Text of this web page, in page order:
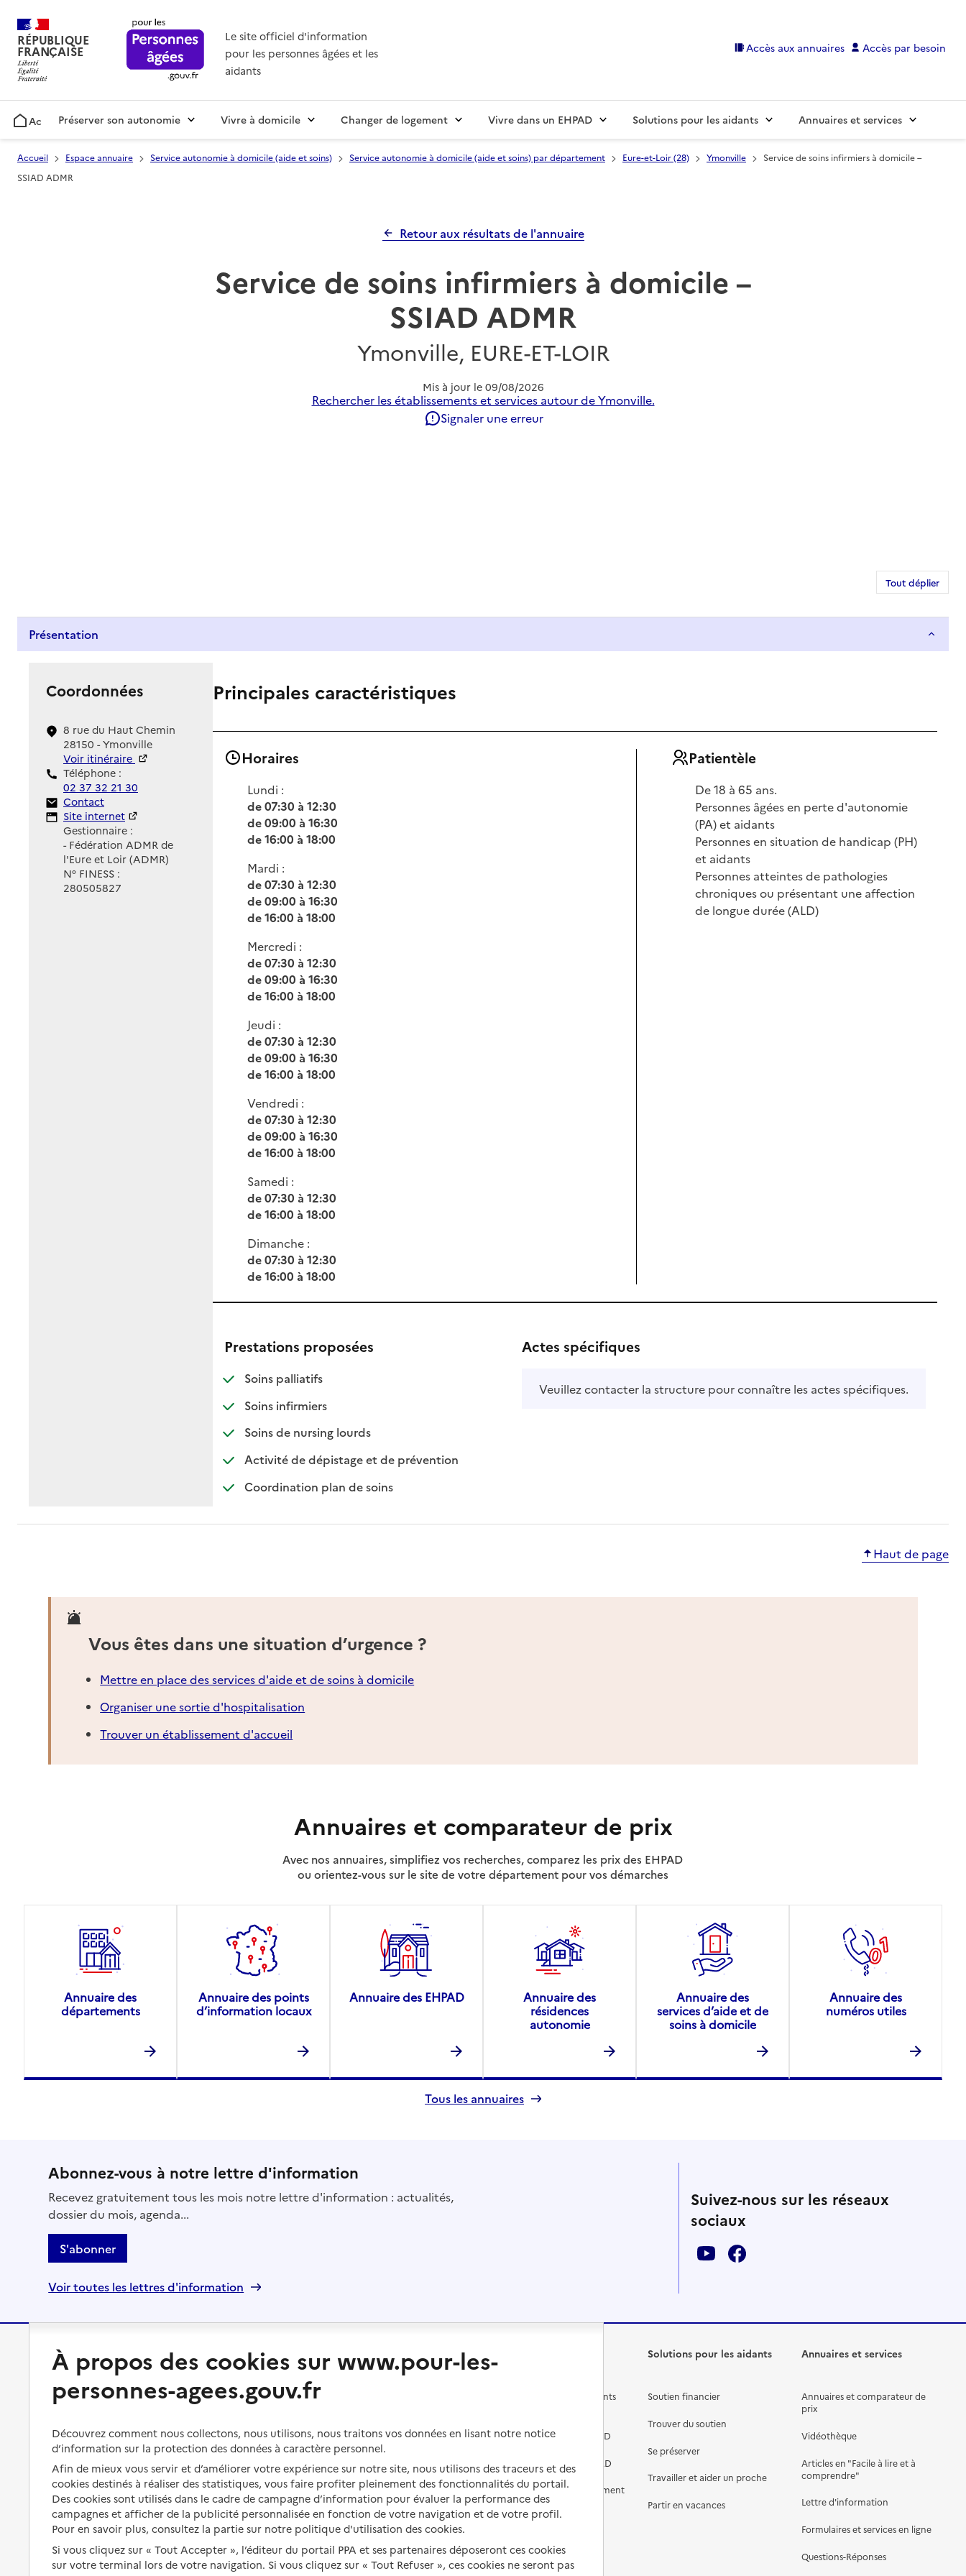
RÉPUBLIQUE
FRANÇAISE
Le site officiel d'information
pour les personnes âgées et les
aidants
Accès aux annuaires Accès par besoin
AccueilPréserver son autonomie Vivre à domicile Changer de logement Vivre dans un EHPAD Solutions pour les aidants Annuaires et services
Accueil Espace annuaire Service autonomie à domicile (aide et soins) Service autonomie à domicile (aide et soins) par département Eure-et-Loir (28) Ymonville
Service de soins infirmiers à domicile –
SSIAD ADMR
Retour aux résultats de l'annuaire
Service de soins infirmiers à domicile –
SSIAD ADMR
Ymonville, EURE-ET-LOIR
Mis à jour le 09/08/2026
Rechercher les établissements et services autour de Ymonville.
Signaler une erreur
Tout déplier
Présentation
Coordonnées
8 rue du Haut Chemin
28150 - Ymonville
Voir itinéraire
Téléphone :
02 37 32 21 30
Contact
Contact
Site Internet
Site internet
Gestionnaire :
- Fédération ADMR de
l'Eure et Loir (ADMR)
N° FINESS :
280505827
Principales caractéristiques
Horaires
Lundi :
de 07:30 à 12:30
de 09:00 à 16:30
de 16:00 à 18:00
Mardi :
de 07:30 à 12:30
de 09:00 à 16:30
de 16:00 à 18:00
Mercredi :
de 07:30 à 12:30
de 09:00 à 16:30
de 16:00 à 18:00
Jeudi :
de 07:30 à 12:30
de 09:00 à 16:30
de 16:00 à 18:00
Vendredi :
de 07:30 à 12:30
de 09:00 à 16:30
de 16:00 à 18:00
Samedi :
de 07:30 à 12:30
de 16:00 à 18:00
Dimanche :
de 07:30 à 12:30
de 16:00 à 18:00
Patientèle
De 18 à 65 ans.
Personnes âgées en perte d'autonomie
(PA) et aidants
Personnes en situation de handicap (PH)
et aidants
Personnes atteintes de pathologies
chroniques ou présentant une affection
de longue durée (ALD)
Prestations proposées
Soins palliatifs: disponible
: non disponible
Soins infirmiers: disponible
: non disponible
Soins de nursing lourds: disponible
: non disponible
Activité de dépistage et de prévention: disponible
: non disponible
Coordination plan de soins: disponible
: non disponible
Actes spécifiques
Veuillez contacter la structure pour connaître les actes spécifiques.
Haut de page
Vous êtes dans une situation d’urgence ?
Mettre en place des services d'aide et de soins à domicile
Organiser une sortie d'hospitalisation
Trouver un établissement d'accueil
Annuaires et comparateur de prix
Avec nos annuaires, simplifiez vos recherches, comparez les prix des EHPAD
ou orientez-vous sur le site de votre département pour vos démarches
Annuaire des
départements
Annuaire des points
d’information locaux
Annuaire des EHPAD
Annuaire des
résidences
autonomie
Annuaire des
services d’aide et de
soins à domicile
Annuaire des
numéros utiles
Tous les annuaires
Abonnez-vous à notre lettre d'information
Recevez gratuitement tous les mois notre lettre d'information : actualités,
dossier du mois, agenda...
S'abonner
Voir toutes les lettres d'information
Suivez-nous sur les réseaux
sociaux
Préserver son autonomie
Perte d'autonomie : évaluation
et droits
Aménager son logement et
s'équiper
Préserver son autonomie et sa
santé
Organiser à l'avance sa propre
protection
Les mesures de protection
Vivre à domicile
Bénéficier d'aide à domicile
Aides financières
Solutions d'accueil temporaire
Partager son logement
Vivre à domicile avec une
maladie ou un handicap
Être hospitalisé
services pour seniors
Vivre chez un proche
Vivre en accueil familial
Autres solutions de logement
Les différents établissements
Préparer l'entrée en EHPAD
Aides financières en EHPAD
Prévention, accompagnement
et soins
Droits en EHPAD
Solutions pour les aidants
Soutien financier
Trouver du soutien
Se préserver
Travailler et aider un proche
Partir en vacances
Annuaires et services
Annuaires et comparateur de
prix
Vidéothèque
Articles en "Facile à lire et à
comprendre"
Lettre d'information
Formulaires et services en ligne
Questions-Réponses
À propos des cookies sur www.pour-les-
personnes-agees.gouv.fr
Découvrez comment nous collectons, nous utilisons, nous traitons vos données en lisant notre notice
d’information sur la protection des données à caractère personnel.
Afin de mieux vous servir et d’améliorer votre expérience sur notre site, nous utilisons des traceurs et des
cookies destinés à réaliser des statistiques, vous faire profiter pleinement des fonctionnalités du portail.
Des cookies sont utilisés dans le cadre de campagne d’information pour évaluer la performance des
campagnes et afficher de la publicité personnalisée en fonction de votre navigation et de votre profil.
Pour en savoir plus, consultez la partie sur notre politique d'utilisation des cookies.
Si vous cliquez sur « Tout Accepter », l’éditeur du portail PPA et ses partenaires déposeront ces cookies
sur votre terminal lors de votre navigation. Si vous cliquez sur « Tout Refuser », ces cookies ne seront pas